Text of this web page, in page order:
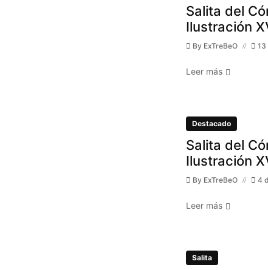
Salita del
Ilustración
By ExTreBeO 13
Leer más
Destacado
Salita del
Ilustración
By ExTreBeO 4
Leer más
Salita